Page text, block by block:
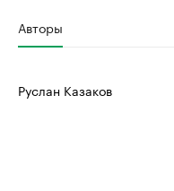
Авторы
Руслан Казаков